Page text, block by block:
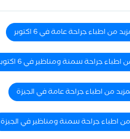
من اطباء جراحة عامة في 6 اكتوبر
اطباء جراحة سمنة ومناظير في 6 اكتوبر
من اطباء جراحة عامة في الجيزة
من اطباء جراحة سمنة ومناظير في الجيزة